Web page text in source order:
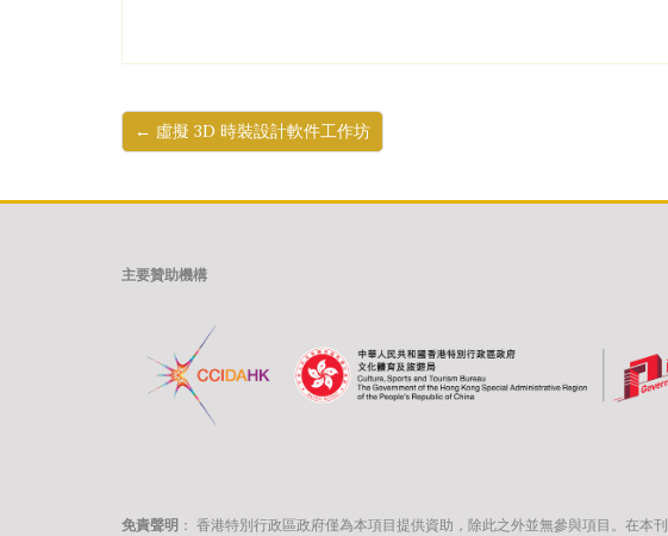
← 虛擬 3D 時裝設計軟件工作坊
主要贊助機構
免責聲明 ： 香港特別行政區政府僅為本項目提供資助，除此之外並無參與項目。在本